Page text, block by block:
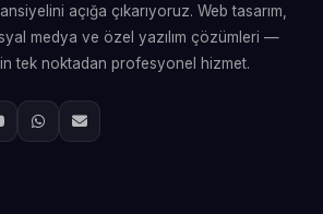
açığa çıkarıyoruz. Web tasarım,
medya ve özel yazılım çözümleri —
tek noktadan profesyonel hizmet.